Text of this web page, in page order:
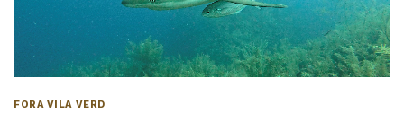
FORA VILA VERD